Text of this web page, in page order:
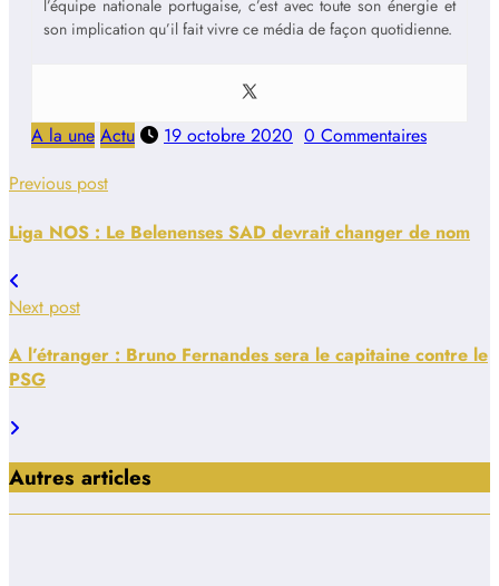
l’équipe nationale portugaise, c’est avec toute son énergie et
son implication qu’il fait vivre ce média de façon quotidienne.
A la une Actu 19 octobre 2020 0 Commentaires
Previous post
Liga NOS : Le Belenenses SAD devrait changer de nom
Next post
A l’étranger : Bruno Fernandes sera le capitaine contre le
PSG
Autres articles